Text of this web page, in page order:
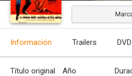
Información Trailers
Título original Año